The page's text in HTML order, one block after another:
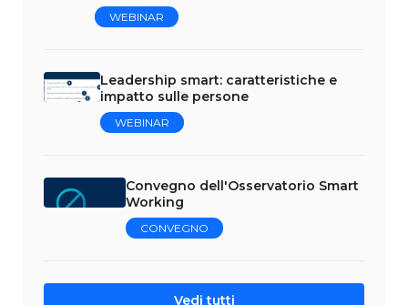
WEBINAR
Leadership smart: caratteristiche e
impatto sulle persone
WEBINAR
Convegno dell'Osservatorio Smart
Working
CONVEGNO
Vedi tutti